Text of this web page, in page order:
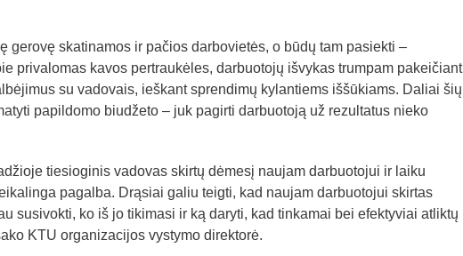
gerovę skatinamos ir pačios darbovietės, o būdų tam pasiekti –
privalomas kavos pertraukėles, darbuotojų išvykas trumpam pakeičiant
su vadovais, ieškant sprendimų kylantiems iššūkiams. Daliai šių
papildomo biudžeto – juk pagirti darbuotoją už rezultatus nieko
tiesioginis vadovas skirtų dėmesį naujam darbuotojui ir laiku
pagalba. Drąsiai galiu teigti, kad naujam darbuotojui skirtas
susivokti, ko iš jo tikimasi ir ką daryti, kad tinkamai bei efektyviai atliktų
KTU organizacijos vystymo direktorė.